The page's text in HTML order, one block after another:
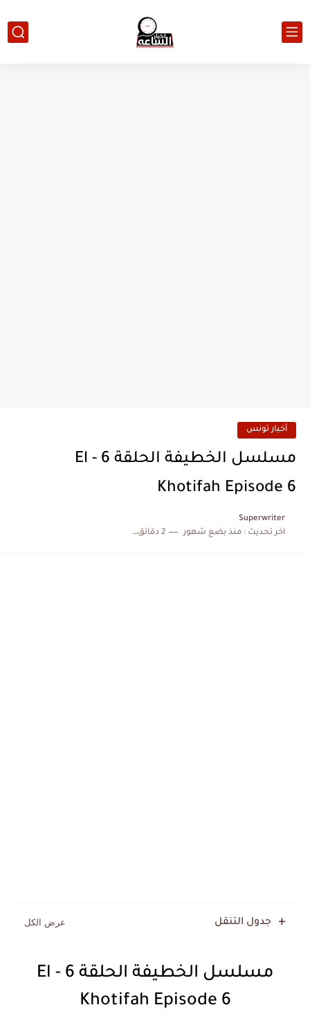
أخبار تونس
مسلسل الخطيفة الحلقة 6 - El
Khotifah Episode 6
Superwriter
اخر تحديث :منذ بضع شهور 2 دقائق للقراءة
جدول التنقل
مسلسل الخطيفة الحلقة 6 - El
Khotifah Episode 6